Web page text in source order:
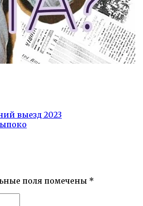
выезд 2023
поля помечены *